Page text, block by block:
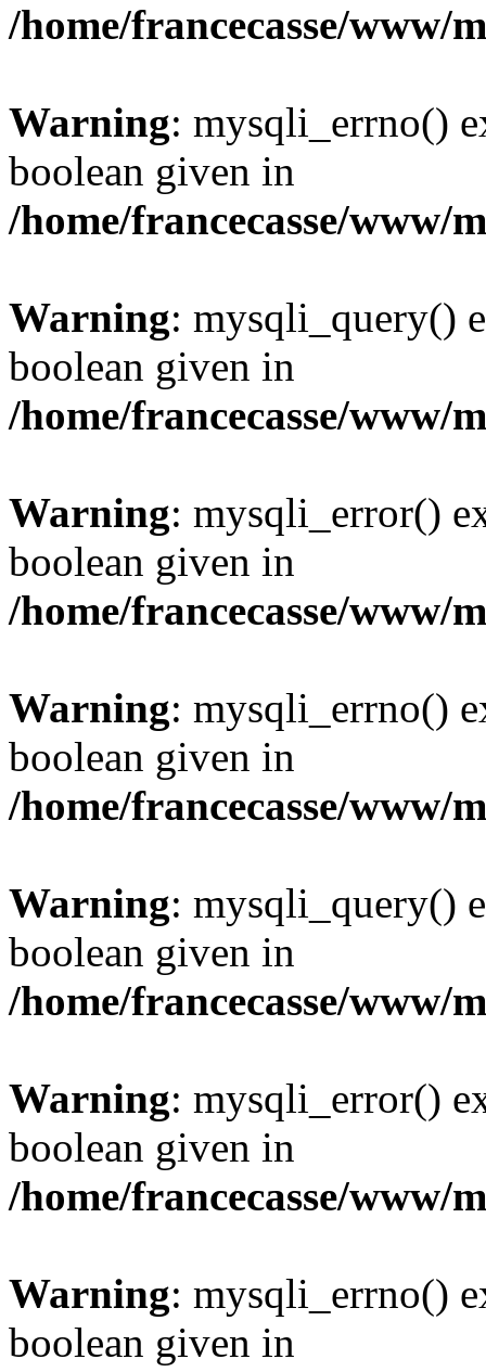
/home/francecasse/www/
Warning: mysqli_errno()
boolean given in
/home/francecasse/www/
Warning: mysqli_query()
boolean given in
/home/francecasse/www/
Warning: mysqli_error()
boolean given in
/home/francecasse/www/
Warning: mysqli_errno()
boolean given in
/home/francecasse/www/
Warning: mysqli_query()
boolean given in
/home/francecasse/www/
Warning: mysqli_error()
boolean given in
/home/francecasse/www/
Warning: mysqli_errno()
boolean given in